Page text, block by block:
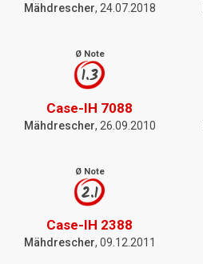
Mähdrescher, 24.07.2018
Ø Note
1.3
Case-IH 7088
Mähdrescher, 26.09.2010
Ø Note
2.1
Case-IH 2388
Mähdrescher, 09.12.2011